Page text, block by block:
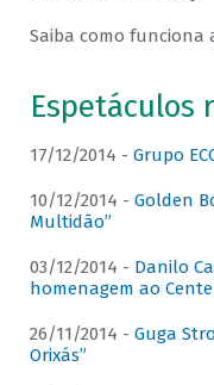
Saiba como funciona
Espetáculos
17/12/2014 - Grupo
10/12/2014 - Golden
Multidão”
03/12/2014 - Danilo
homenagem ao
26/11/2014 - Guga
Orixás”